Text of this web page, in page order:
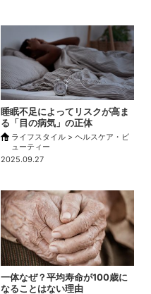
睡眠不足によってリスクが高ま
る「目の病気」の正体
ライフスタイル > ヘルスケア・ビ
ューティー
2025.09.27
一体なぜ？平均寿命が100歳に
なることはない理由